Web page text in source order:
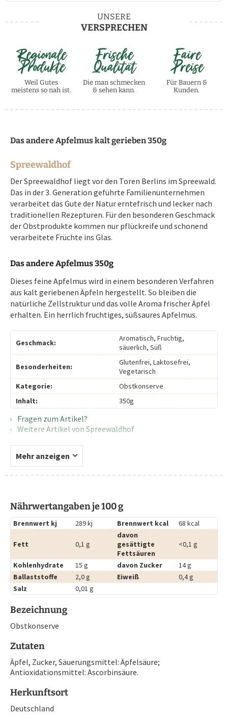
UNSERE
VERSPRECHEN
Regionale
Produkte
Weil Gutes
meistens so nah ist.
Frische
Qualität
Die man schmecken
& sehen kann.
Faire
Preise
Für Bauern &
Kunden.
Das andere Apfelmus kalt gerieben 350g
Spreewaldhof
Der Spreewaldhof liegt vor den Toren Berlins im Spreewald.
Das in der 3. Generation geführte Familienunternehmen
verarbeitet das Gute der Natur erntefrisch und lecker nach
traditionellen Rezepturen. Für den besonderen Geschmack
der Obstprodukte kommen nur pflückreife und schonend
verarbeitete Früchte ins Glas.
Das andere Apfelmus 350g
Dieses feine Apfelmus wird in einem besonderen Verfahren
aus kalt geriebenen Äpfeln hergestellt. So bleiben die
natürliche Zellstruktur und das volle Aroma frischer Äpfel
erhalten. Ein herrlich fruchtiges, süßsaures Apfelmus.
Geschmack:
Aromatisch, Fruchtig,
säuerlich, Süß
Besonderheiten:
Glutenfrei, Laktosefrei,
Vegetarisch
Kategorie:
Obstkonserve
Inhalt:
350g
Fragen zum Artikel?
Weitere Artikel von Spreewaldhof
Mehr anzeigen
Nährwertangaben je 100 g
Brennwert kj 289 kj Brennwert kcal 68 kcal
Fett 0,1 g
davon
gesättigte
Fettsäuren
<0,1 g
Kohlenhydrate 15 g davon Zucker
14 g
Ballaststoffe
2,0 g Eiweiß
0,4 g
Salz
0,01 g
Bezeichnung
Obstkonserve
Zutaten
Äpfel, Zucker, Säuerungsmittel: Äpfelsäure;
Antioxidationsmittel: Ascorbinsäure.
Herkunftsort
Deutschland